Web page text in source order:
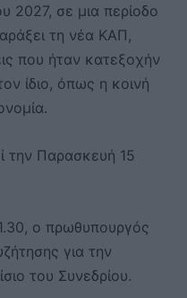
2027, σε μια περίοδο
τη νέα ΚΑΠ,
που ήταν κατεξοχήν
ίδιο, όπως η κοινή
την Παρασκευή 15
ο πρωθυπουργός
για την
του Συνεδρίου.